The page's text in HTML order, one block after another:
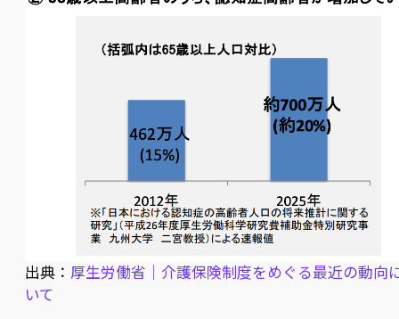
出典： 厚生労働省｜介護保険制度をめぐる最近の動向
いて